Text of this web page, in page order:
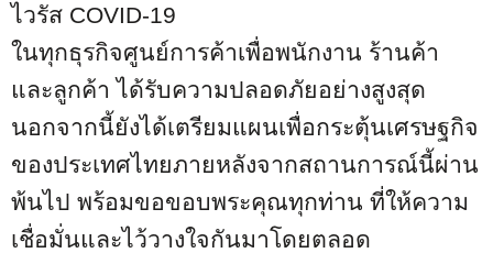
ไวรัส COVID-19
ในทุกธุรกิจศูนย์การค้าเพื่อพนักงาน ร้านค้า
และลูกค้า ได้รับความปลอดภัยอย่างสูงสุด
นอกจากนี้ยังได้เตรียมแผนเพื่อกระตุ้นเศรษฐกิจ
ของประเทศไทยภายหลังจากสถานการณ์นี้ผ่าน
พ้นไป พร้อมขอขอบพระคุณทุกท่าน ที่ให้ความ
เชื่อมั่นและไว้วางใจกันมาโดยตลอด